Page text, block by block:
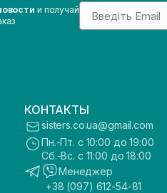
и получайEmail
КОНТАКТЫ
sisters.co.ua@gmail.com
Пн.-Пт. с 10:00 до 19:00
Сб.-Вс. с 11:00 до 18:00
Менеджер
+38 (097) 612-54-81